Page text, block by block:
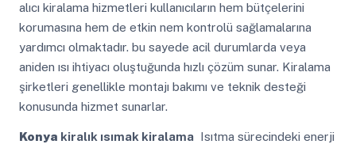
alıcı kiralama hizmetleri kullanıcıların hem bütçelerini
korumasına hem de etkin nem kontrolü sağlamalarına
yardımcı olmaktadır. bu sayede acil durumlarda veya
aniden ısı ihtiyacı oluştuğunda hızlı çözüm sunar. Kiralama
şirketleri genellikle montajı bakımı ve teknik desteği
konusunda hizmet sunarlar.
Konya kiralık ısımak kiralamaIsıtma sürecindeki enerji